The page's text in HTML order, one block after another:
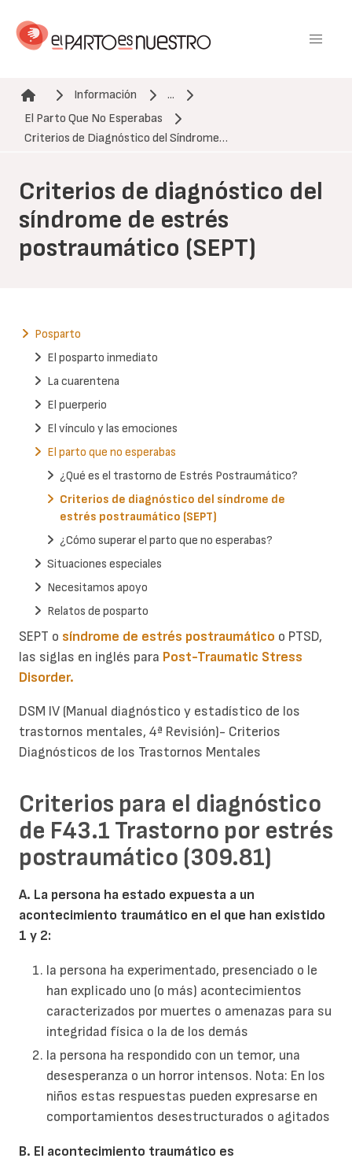
contenido
Ruta de navegación
Información
...
El Parto Que No Esperabas
Criterios de Diagnóstico del Síndrome…
Criterios de diagnóstico del
síndrome de estrés
postraumático (SEPT)
SEPT o síndrome de estrés postraumático o PTSD,
las siglas en inglés para Post-Traumatic Stress
Disorder.
DSM IV (Manual diagnóstico y estadístico de los
trastornos mentales, 4ª Revisión)- Criterios
Diagnósticos de los Trastornos Mentales
Criterios para el diagnóstico
de F43.1 Trastorno por estrés
postraumático (309.81)
A. La persona ha estado expuesta a un
acontecimiento traumático en el que han existido
1 y 2:
la persona ha experimentado, presenciado o le
han explicado uno (o más) acontecimientos
caracterizados por muertes o amenazas para su
integridad física o la de los demás
la persona ha respondido con un temor, una
desesperanza o un horror intensos. Nota: En los
niños estas respuestas pueden expresarse en
comportamientos desestructurados o agitados
B. El acontecimiento traumático es
Posparto
El posparto inmediato
La cuarentena
El puerperio
El vínculo y las emociones
El parto que no esperabas
¿Qué es el trastorno de Estrés Postraumático?
Criterios de diagnóstico del síndrome de
estrés postraumático (SEPT)
¿Cómo superar el parto que no esperabas?
Situaciones especiales
Necesitamos apoyo
Relatos de posparto